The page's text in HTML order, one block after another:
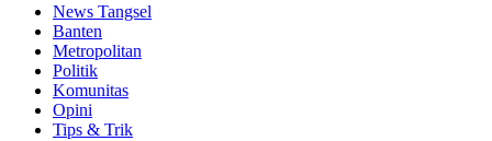
News Tangsel
Banten
Metropolitan
Politik
Komunitas
Opini
Tips & Trik